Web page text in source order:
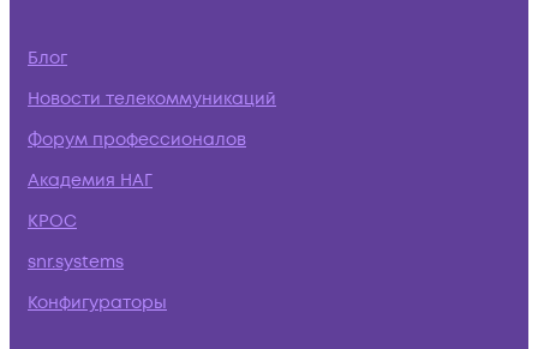
Блог
Новости телекоммуникаций
Форум профессионалов
Академия НАГ
КРОС
snr.systems
Конфигураторы